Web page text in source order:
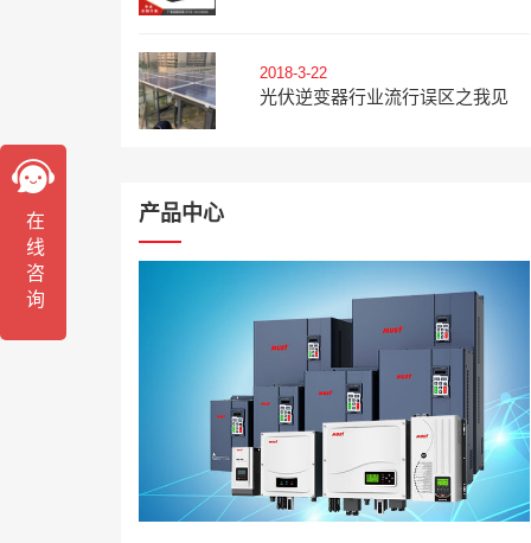
2018-3-22
光伏逆变器行业流行误区之我见
产品中心
在线咨询